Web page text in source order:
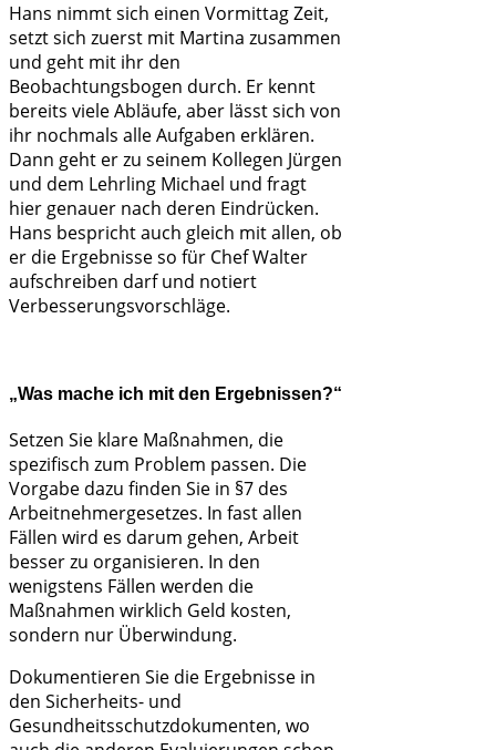
Hans nimmt sich einen Vormittag Zeit,
setzt sich zuerst mit Martina zusammen
und geht mit ihr den
Beobachtungsbogen durch. Er kennt
bereits viele Abläufe, aber lässt sich von
ihr nochmals alle Aufgaben erklären.
Dann geht er zu seinem Kollegen Jürgen
und dem Lehrling Michael und fragt
hier genauer nach deren Eindrücken.
Hans bespricht auch gleich mit allen, ob
er die Ergebnisse so für Chef Walter
aufschreiben darf und notiert
Verbesserungsvorschläge.
„Was mache ich mit den Ergebnissen?“
Setzen Sie klare Maßnahmen, die
spezifisch zum Problem passen. Die
Vorgabe dazu finden Sie in §7 des
Arbeitnehmergesetzes. In fast allen
Fällen wird es darum gehen, Arbeit
besser zu organisieren. In den
wenigstens Fällen werden die
Maßnahmen wirklich Geld kosten,
sondern nur Überwindung.
Dokumentieren Sie die Ergebnisse in
den Sicherheits- und
Gesundheitsschutzdokumenten, wo